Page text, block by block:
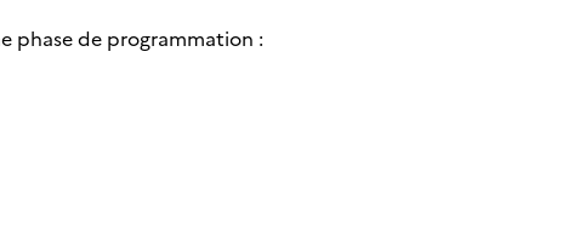
phase de programmation :